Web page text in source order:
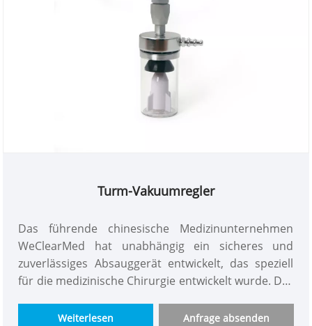
Turm-Vakuumregler
Das führende chinesische Medizinunternehmen
WeClearMed hat unabhängig ein sicheres und
zuverlässiges Absauggerät entwickelt, das speziell
für die medizinische Chirurgie entwickelt wurde. Der
Vakuumregler ist robust, langlebig, sicher und
Weiterlesen Anfrage absenden